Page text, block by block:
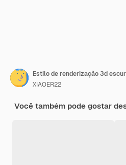
Estilo de renderização 3d
XIAOER22
Você também pode gostar